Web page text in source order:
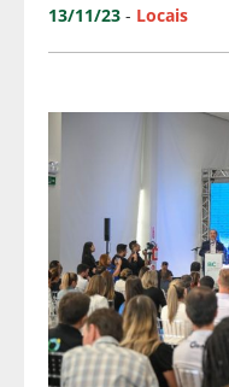
13/11/23 - Locais